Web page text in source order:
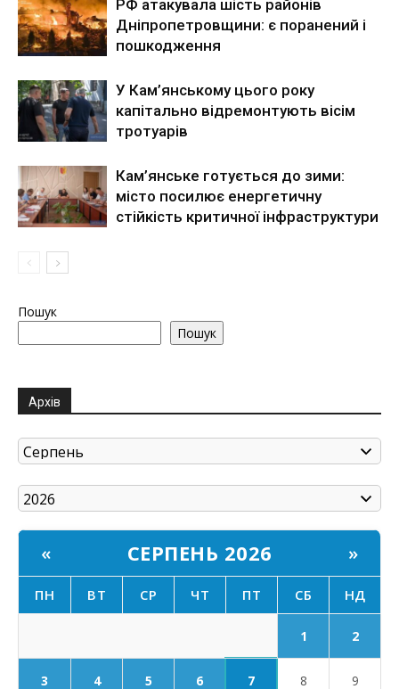
РФ атакувала шість районів
Дніпропетровщини: є поранений і
пошкодження
У Кам’янському цього року
капітально відремонтують вісім
тротуарів
Кам’янське готується до зими:
місто посилює енергетичну
стійкість критичної інфраструктури
Пошук
Пошук
Архів
« СЕРПЕНЬ 2026 »
ПН ВТ СР ЧТ ПТ СБ НД
1 2
3 4 5 6 7 8 9